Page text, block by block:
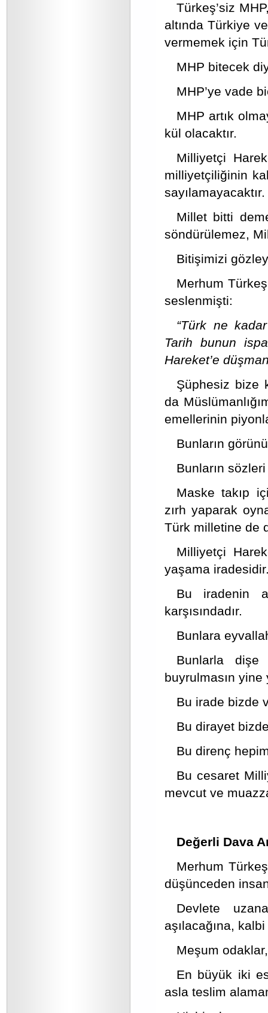
Türkeş’siz
altında Türkiye
vermemek için
MHP bitecek
MHP’ye vade
MHP artık
kül olacaktır.
Milliyetçi
milliyetçiliğinin
sayılamayacaktır.
Millet bitti
söndürülemez,
Bitişimizi
Merhum
seslenmişti:
“Türk ne
Tarih bunun
Hareket’e
Şüphesiz bize
da
emellerinin
Bunların
Bunların
Maske takıp
zırh yaparak
Türk milletine de
Milliyetçi
yaşama
Bu iradenin
karşısındadır.
Bunlara
Bunlarla dişe
buyrulmasın yine
Bu irade bizde
Bu dirayet
Bu direnç
Bu cesaret
mevcut ve
Değerli Dava
Merhum
düşünceden
Devlete
aşılacağına,
Meşum
En büyük iki
asla teslim